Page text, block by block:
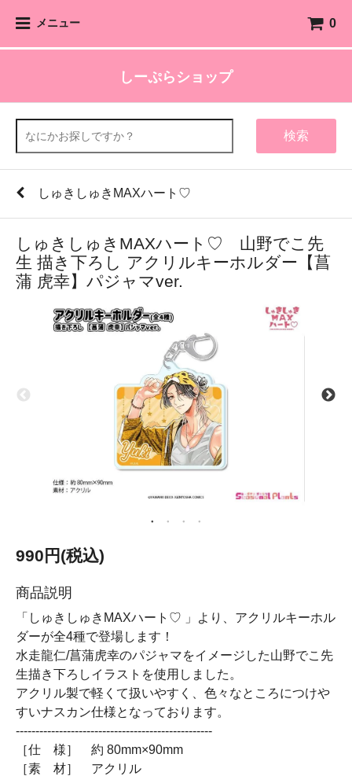
メニュー 0
しーぷらショップ
検索
しゅきしゅきMAXハート♡
しゅきしゅきMAXハート♡ 山野でこ先
生 描き下ろし アクリルキーホルダー【菖
蒲 虎幸】パジャマver.
990円(税込)
商品説明
「しゅきしゅきMAXハート♡ 」より、アクリルキーホル
ダーが全4種で登場します！
水走龍仁/菖蒲虎幸のパジャマをイメージした山野でこ先
生描き下ろしイラストを使用しました。
アクリル製で軽くて扱いやすく、色々なところにつけや
すいナスカン仕様となっております。
--------------------------------------------------
［仕 様］ 約 80mm×90mm
［素 材］ アクリル